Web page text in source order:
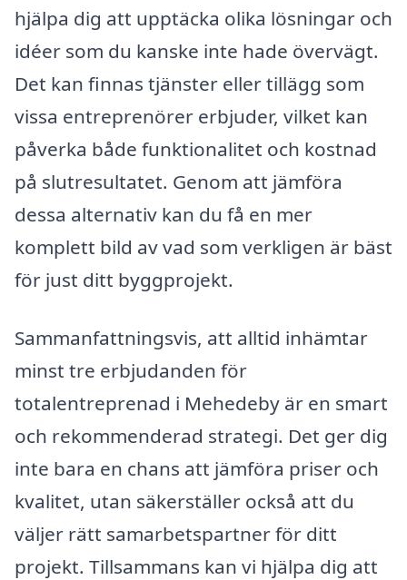
hjälpa dig att upptäcka olika lösningar och
idéer som du kanske inte hade övervägt.
Det kan finnas tjänster eller tillägg som
vissa entreprenörer erbjuder, vilket kan
påverka både funktionalitet och kostnad
på slutresultatet. Genom att jämföra
dessa alternativ kan du få en mer
komplett bild av vad som verkligen är bäst
för just ditt byggprojekt.
Sammanfattningsvis, att alltid inhämtar
minst tre erbjudanden för
totalentreprenad i Mehedeby är en smart
och rekommenderad strategi. Det ger dig
inte bara en chans att jämföra priser och
kvalitet, utan säkerställer också att du
väljer rätt samarbetspartner för ditt
projekt. Tillsammans kan vi hjälpa dig att